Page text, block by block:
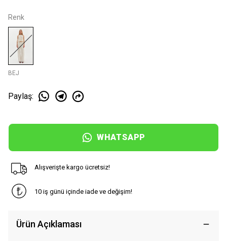
Renk
BEJ
Paylaş:
WHATSAPP
Alışverişte kargo ücretsiz!
10 iş günü içinde iade ve değişim!
Ürün Açıklaması